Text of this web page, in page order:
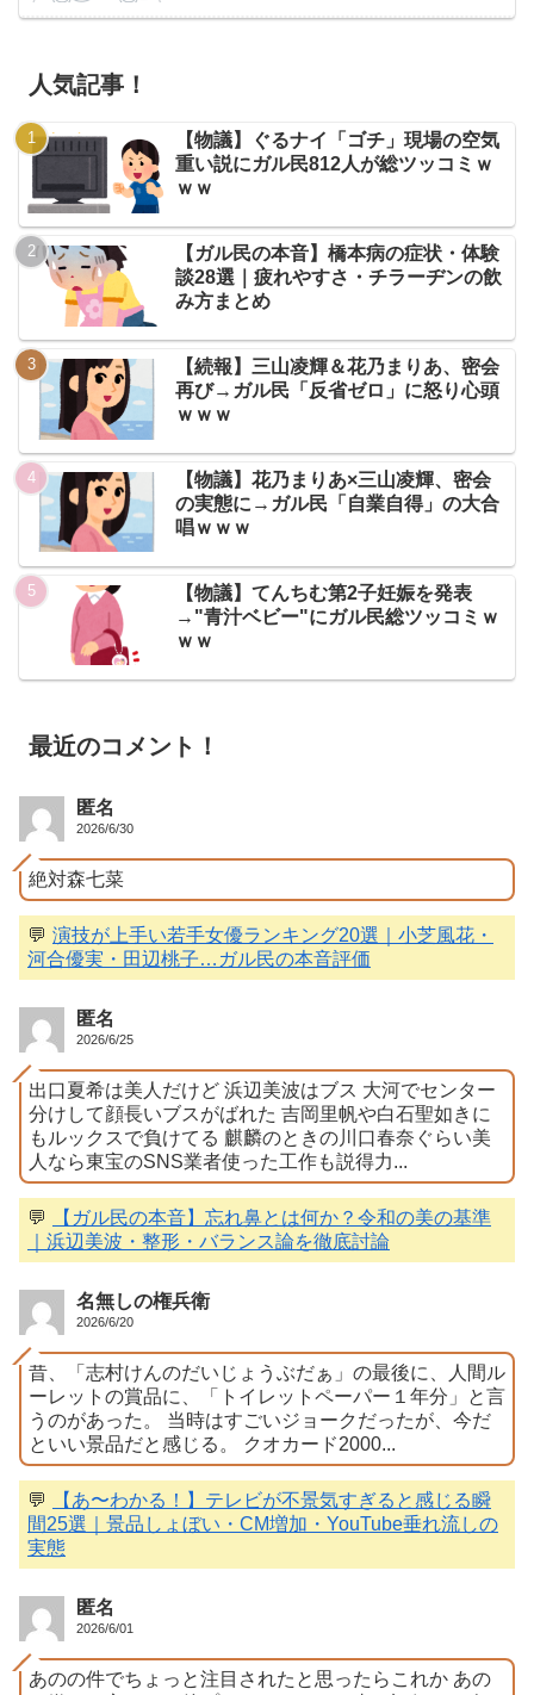
人気記事！
【物議】ぐるナイ「ゴチ」現場の空気
重い説にガル民812人が総ツッコミｗ
ｗｗ
【ガル民の本音】橋本病の症状・体験
談28選｜疲れやすさ・チラーヂンの飲
み方まとめ
【続報】三山凌輝＆花乃まりあ、密会
再び→ガル民「反省ゼロ」に怒り心頭
ｗｗｗ
【物議】花乃まりあ×三山凌輝、密会
の実態に→ガル民「自業自得」の大合
唱ｗｗｗ
【物議】てんちむ第2子妊娠を発表
→"青汁ベビー"にガル民総ツッコミｗ
ｗｗ
最近のコメント！
匿名
2026/6/30
絶対森七菜
💬 演技が上手い若手女優ランキング20選｜小芝風花・
河合優実・田辺桃子…ガル民の本音評価
匿名
2026/6/25
出口夏希は美人だけど 浜辺美波はブス 大河でセンター
分けして顔長いブスがばれた 吉岡里帆や白石聖如きに
もルックスで負けてる 麒麟のときの川口春奈ぐらい美
人なら東宝のSNS業者使った工作も説得力...
💬
【ガル民の本音】忘れ鼻とは何か？令和の美の基準
｜浜辺美波・整形・バランス論を徹底討論
名無しの権兵衛
2026/6/20
昔、「志村けんのだいじょうぶだぁ」の最後に、人間ル
ーレットの賞品に、「トイレットペーパー１年分」と言
うのがあった。 当時はすごいジョークだったが、今だ
といい景品だと感じる。 クオカード2000...
💬
【あ〜わかる！】テレビが不景気すぎると感じる瞬
間25選｜景品しょぼい・CM増加・YouTube垂れ流しの
実態
匿名
2026/6/01
あのの件でちょっと注目されたと思ったらこれか あの